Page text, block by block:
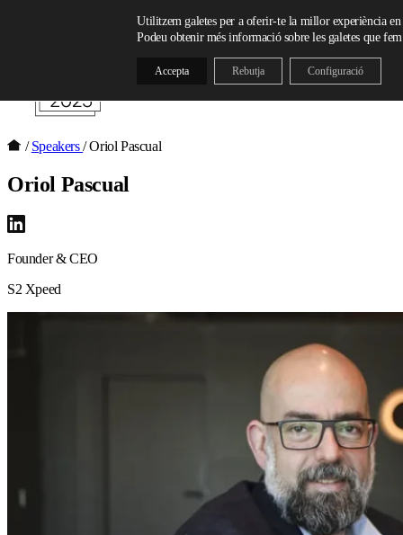
/ Speakers/ Oriol Pascual
Oriol Pascual
Founder & CEO
S2 Xpeed
Utilitzem galetes per a oferir-te la millor experiència en
Podeu obtenir més informació sobre les galetes que
Accepta Rebutja Configuració